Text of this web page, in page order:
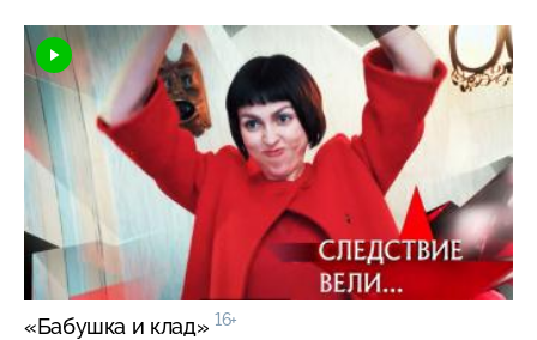
«Бабушка и клад» 16+